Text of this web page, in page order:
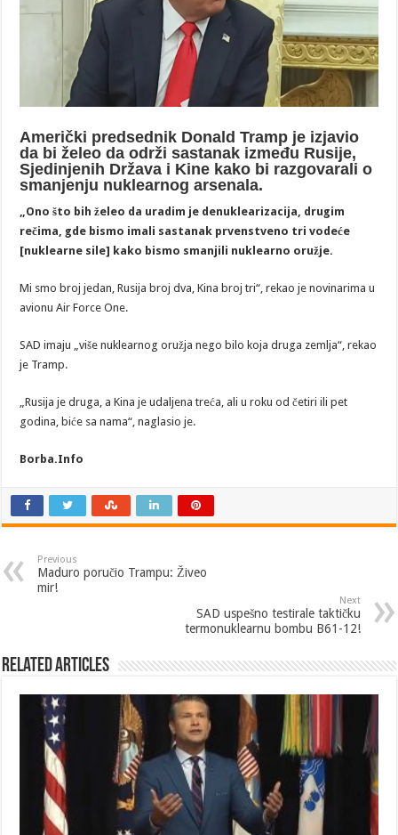
Američki predsednik Donald Tramp je izjavio
da bi želeo da održi sastanak između Rusije,
Sjedinjenih Država i Kine kako bi razgovarali o
smanjenju nuklearnog arsenala.
„Ono što bih želeo da uradim je denuklearizacija, drugim
rečima, gde bismo imali sastanak prvenstveno tri vodeće
[nuklearne sile] kako bismo smanjili nuklearno oružje.
Mi smo broj jedan, Rusija broj dva, Kina broj tri“, rekao je novinarima u
avionu Air Force One.
SAD imaju „više nuklearnog oružja nego bilo koja druga zemlja“, rekao
je Tramp.
„Rusija je druga, a Kina je udaljena treća, ali u roku od četiri ili pet
godina, biće sa nama“, naglasio je.
Borba.Info
Previous
Maduro poručio Trampu: Živeo
mir!
Next
SAD uspešno testirale taktičku
termonuklearnu bombu B61-12!
Related Articles